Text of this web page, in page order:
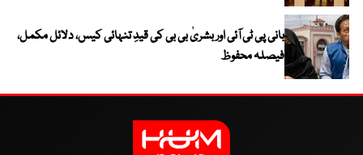
بانی پی ٹی آئی اور بشریٰ بی بی کی قیدِ تنہائی کیس، دلائل مکمل،
فیصلہ محفوظ